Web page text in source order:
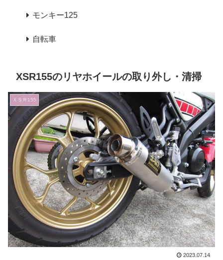
モンキー125
自転車
XSR155のリヤホイールの取り外し・清掃
ＸＳＲ155
2023.07.14